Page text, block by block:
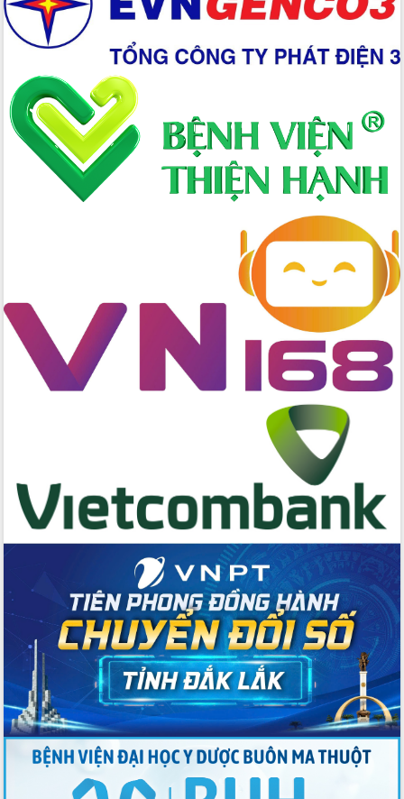
Giai đoạn 2026-2030, Đắk Lắk phấn
đấu có 77% xã đạt chuẩn nông thôn
mới
Chuyển đổi số 'mở đường' cho nông
nghiệp Đắk Lắk tăng trưởng bứt phá
Triển khai đồng bộ đo đạc, lập hồ sơ
địa chính, hoàn thiện cơ sở dữ liệu đất
đai
Ứng dụng sinh trắc học - Bước tiến
trong hành trình chuyển đổi số tại Đắk
bền vững
Tập huấn nâng cao năng lực triển khai
chuyển đổi số cho cán bộ, công chức
cấp xã
Đắk Lắk phát động hưởng ứng Ngày
hai con số trong năm 2026
Tổ chức trang trọng Lễ hội Đền thờ
Lương Văn Chánh năm 2026
Phó Bí thư Tỉnh ủy Đắk Lắk Đỗ Hữu
Huy giữ chức Bí thư Đảng ủy Ủy Ban
Bệnh án điện tử thúc đẩy chuyển đổi
số y tế tại Đắk Lắk
Chuyển đổi số thư viện: Mở rộng
không gian tri thức trong thời đại số
Đánh giá, rút kinh nghiệm công tác tổ
chức diễn tập trước ngày bầu cử
Chương trình “Gặp gỡ hữu nghị –
Friendship Meeting New Year 2026”
Bầu cử Quốc hội và HĐND: Cử tri Đắk
Lắk gửi gắm niềm tin, kỳ vọng vào lá